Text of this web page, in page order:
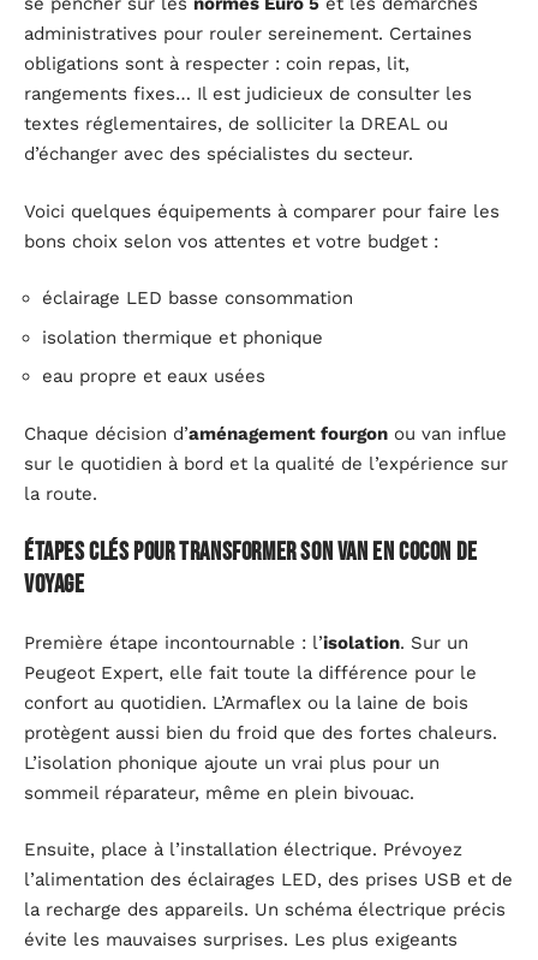
administratives pour rouler sereinement. Certaines
obligations sont à respecter : coin repas, lit,
rangements fixes… Il est judicieux de consulter les
textes réglementaires, de solliciter la DREAL ou
d’échanger avec des spécialistes du secteur.
Voici quelques équipements à comparer pour faire les
bons choix selon vos attentes et votre budget :
éclairage LED basse consommation
isolation thermique et phonique
eau propre et eaux usées
Chaque décision d’aménagement fourgon ou van influe
sur le quotidien à bord et la qualité de l’expérience sur
la route.
Étapes clés pour transformer son van en cocon de
voyage
Première étape incontournable : l’isolation. Sur un
Peugeot Expert, elle fait toute la différence pour le
confort au quotidien. L’Armaflex ou la laine de bois
protègent aussi bien du froid que des fortes chaleurs.
L’isolation phonique ajoute un vrai plus pour un
sommeil réparateur, même en plein bivouac.
Ensuite, place à l’installation électrique. Prévoyez
l’alimentation des éclairages LED, des prises USB et de
la recharge des appareils. Un schéma électrique précis
évite les mauvaises surprises. Les plus exigeants